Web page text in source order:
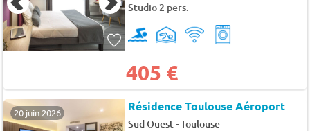
Studio 2 pers.
405 €
20 juin 2026 Résidence Toulouse Aéroport
Sud Ouest-Toulouse